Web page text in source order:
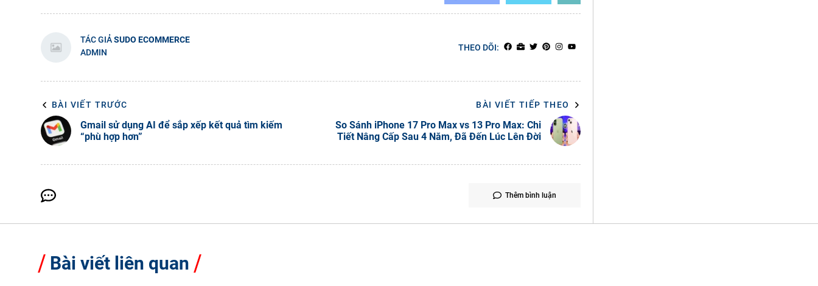
TÁC GIẢSUDO ECOMMERCE
ADMIN
THEO DÕI:
BÀI VIẾT TRƯỚC
Gmail sử dụng AI để sắp xếp kết quả tìm kiếm
“phù hợp hơn”
BÀI VIẾT TIẾP THEO
So Sánh iPhone 17 Pro Max vs 13 Pro Max: Chi
Tiết Nâng Cấp Sau 4 Năm, Đã Đến Lúc Lên Đời
Thêm bình luận
Bài viết liên quan